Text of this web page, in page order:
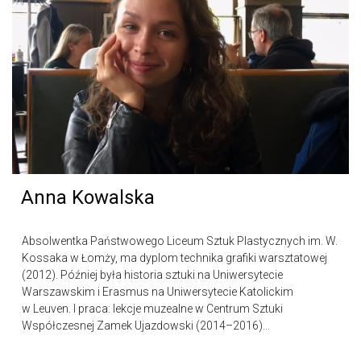
Anna Kowalska
Absolwentka Państwowego Liceum Sztuk Plastycznych im. W.
Kossaka w Łomży, ma dyplom technika grafiki warsztatowej
(2012). Później była historia sztuki na Uniwersytecie
Warszawskim i Erasmus na Uniwersytecie Katolickim
w Leuven. I praca: lekcje muzealne w Centrum Sztuki
Współczesnej Zamek Ujazdowski (2014–2016)...